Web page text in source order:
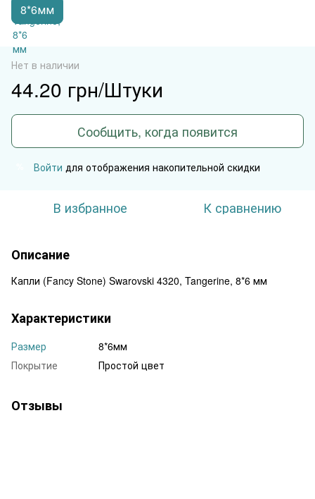
8*6мм
Нет в наличии
44.20 грн/Штуки
Сообщить, когда появится
Войти для отображения накопительной скидки
В избранное К сравнению
Описание
Капли (Fancy Stone) Swarovski 4320, Tangerine, 8*6 мм
Характеристики
Размер
8*6мм
Покрытие
Простой цвет
Отзывы